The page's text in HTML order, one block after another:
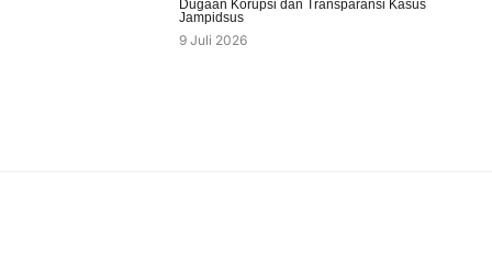
Dugaan Korupsi dan Transparansi Kasus
Jampidsus
9 Juli 2026